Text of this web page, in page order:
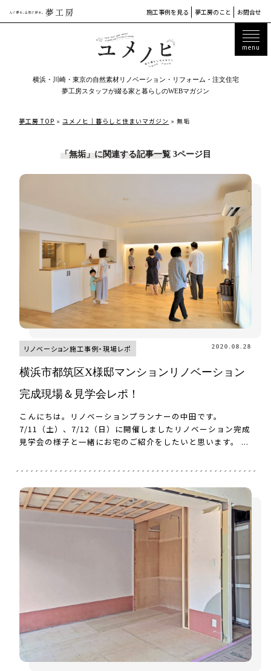
施工事例を見る 夢工房のこと お問合せ
横浜・川崎・東京の自然素材リノベーション・リフォーム・注文住宅
夢工房スタッフが綴る家と暮らしのWEBマガジン
夢工房 TOP » ユメノヒ｜暮らしと住まいマガジン » 無垢
「無垢」に関連する記事一覧3ページ目
リノベーション施工事例・現場レポ 2020.08.28
横浜市都筑区X様邸マンションリノベーション
完成現場＆見学会レポ！
こんにちは。リノベーションプランナーの中田です。
7/11（土）、7/12（日）に開催しましたリノベーション完成
見学会の様子と一緒にお宅のご紹介をしたいと思います。 ...